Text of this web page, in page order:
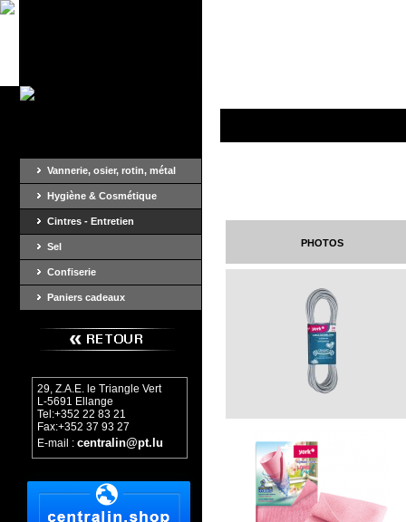
Vannerie, osier, rotin, métal
Hygiène & Cosmétique
Cintres - Entretien
Sel
Confiserie
Paniers cadeaux
29, Z.A.E. le Triangle Vert
L-5691 Ellange
Tel:+352 22 83 21
Fax:+352 37 93 27
E-mail : centralin@pt.lu
photos